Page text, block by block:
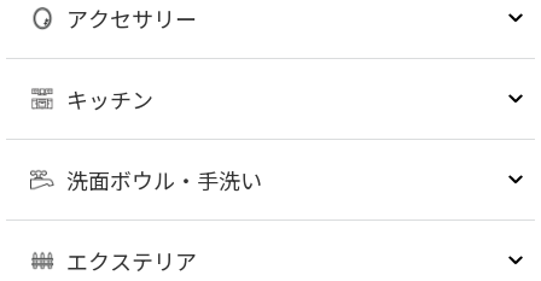
アクセサリー
キッチン
洗面ボウル・手洗い
エクステリア